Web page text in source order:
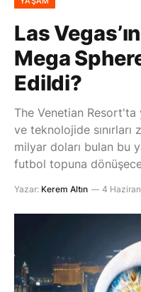
Las
Mega
Edildi?
The Venetian Resort'ta
ve teknolojide
milyar doları bulan bu
futbol topuna
Yazar: Kerem Altın 4